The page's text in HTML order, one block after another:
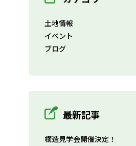
土地情報
イベント
ブログ
最新記事
構造見学会開催決定！